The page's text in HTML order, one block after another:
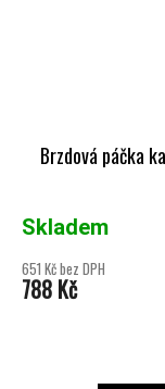
Brzdová páčka
Skladem
651 Kč bez DPH
788 Kč